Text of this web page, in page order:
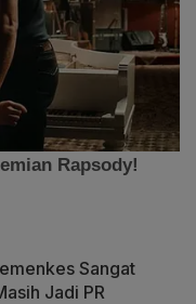
Sangat
Jadi PR